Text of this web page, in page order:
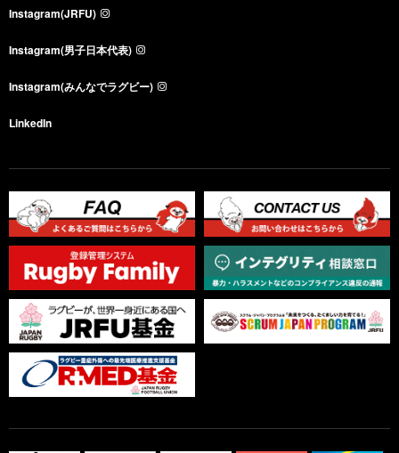
Instagram(JRFU)
Instagram(男子日本代表)
Instagram(みんなでラグビー)
LinkedIn